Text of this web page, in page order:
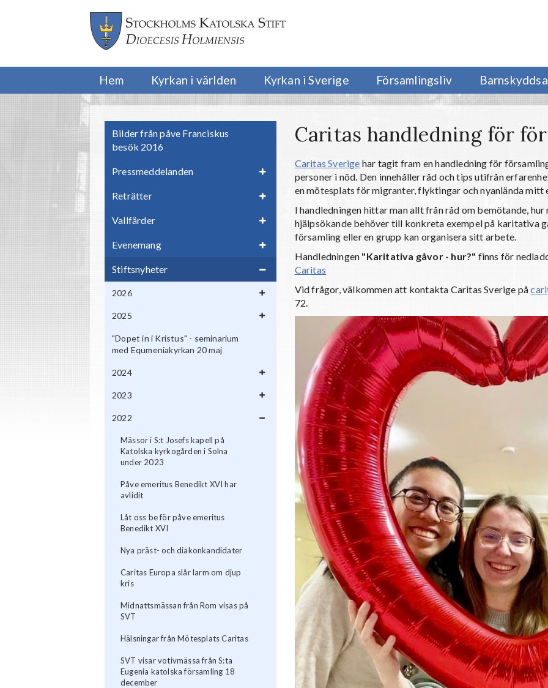
Hem Kyrkan i världen Kyrkan i Sverige Församlingsliv
Bilder från påve Franciskus
besök 2016
Pressmeddelanden
Reträtter
Vallfärder
Evenemang
Stiftsnyheter
2026
2025
"Dopet in i Kristus" - seminarium
med Equmeniakyrkan 20 maj
2024
2023
2022
Mässor i S:t Josefs kapell på
Katolska kyrkogården i Solna
under 2023
Påve emeritus Benedikt XVI har
avlidit
Låt oss be för påve emeritus
Benedikt XVI
Nya präst- och diakonkandidater
Caritas Europa slår larm om djup
kris
Midnattsmässan från Rom visas på
SVT
Hälsningar från Mötesplats Caritas
SVT visar votivmässa från S:ta
Eugenia katolska församling 18
december
Caritas handledning för
Caritas Sverige har tagit fram en handledning för
personer i nöd. Den innehåller råd och tips utifrån
en mötesplats för migranter, flyktingar och nyanlända
I handledningen hittar man allt från råd om bemötande,
hjälpsökande behöver till konkreta exempel på karitativa
församling eller en grupp kan organisera sitt arbete.
Handledningen "Karitativa gåvor - hur?" finns för
Caritas
Vid frågor, välkommen att kontakta Caritas Sverige på
72.